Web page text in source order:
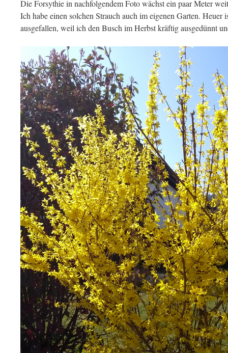
Die Forsythie in nachfolgendem Foto wächst ein paar Meter
Ich habe einen solchen Strauch auch im eigenen Garten. Heuer
ausgefallen, weil ich den Busch im Herbst kräftig ausgedünnt